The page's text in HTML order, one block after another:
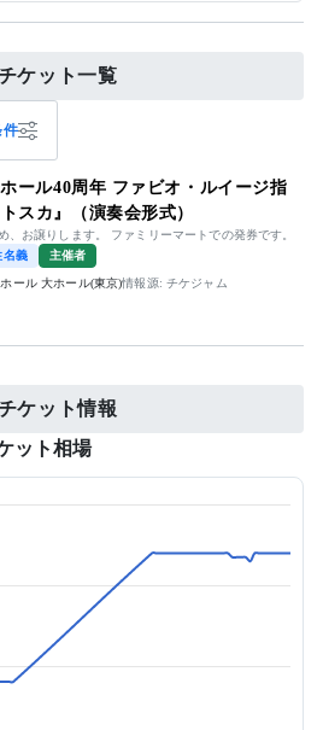
ケット一覧
件
ール40周年 ファビオ・ルイージ指
スカ』（演奏会形式）
、お譲りします。 ファミリーマートでの発券です。
名義 主催者
ール 大ホール(東京)情報源: チケジャム
ケット情報
ット相場